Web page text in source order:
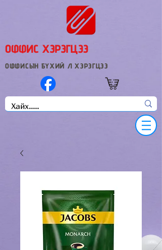
ОФФИС ХЭРЭГЦЭЭ
ОФФИСЫН БҮХИЙ Л ХЭРЭГЦЭЭ